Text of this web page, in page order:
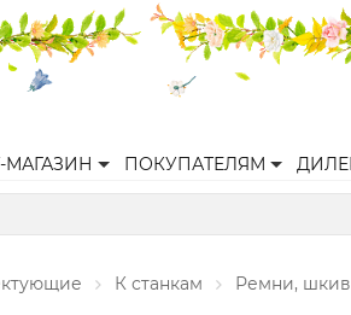
МАГАЗИН ПОКУПАТЕЛЯМ
К станкам Ремни,